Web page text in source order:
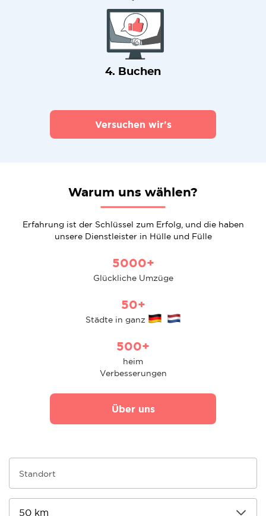
4. Buchen
Versuchen wir's
Warum uns wählen?
Erfahrung ist der Schlüssel zum Erfolg, und die haben
unsere Dienstleister in Hülle und Fülle
5000+
Glückliche Umzüge
50+
Städte in ganz
500+
heim
Verbesserungen
Über uns